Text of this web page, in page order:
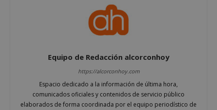
Equipo de Redacción alcorconhoy
https://alcorconhoy.com
Espacio dedicado a la información de última hora,
comunicados oficiales y contenidos de servicio público
elaborados de forma coordinada por el equipo periodístico de